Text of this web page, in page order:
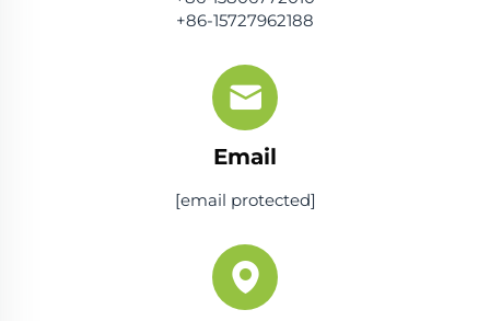
+86-15727962188
Email
[email protected]